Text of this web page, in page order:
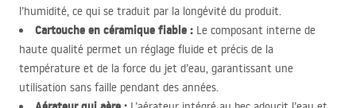
l’humidité, ce qui se traduit par la longévité du produit.
Cartouche en céramique fiable : Le composant interne de
haute qualité permet un réglage fluide et précis de la
température et de la force du jet d’eau, garantissant une
utilisation sans faille pendant des années.